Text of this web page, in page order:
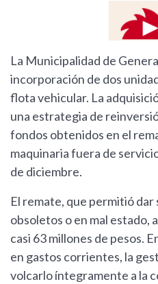
La Municipalidad de
incorporación de dos
flota vehicular. La
una estrategia de
fondos obtenidos en el
maquinaria fuera de
de diciembre.
El remate, que permitió dar
obsoletos o en mal estado,
casi 63 millones de pesos.
en gastos corrientes, la
volcarlo íntegramente a la